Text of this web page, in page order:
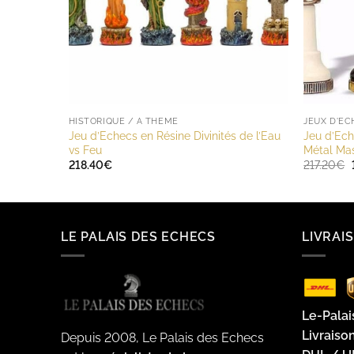
HISTORIQUE / A THÈME
Jeu d’Echecs en Résine Divinités de l’Eau
vs Feu
218.40€
JEUX
Jeu
Métal
217.20€
LE PALAIS DES ECHECS
Depuis 2008, Le Palais des Echecs
Le-